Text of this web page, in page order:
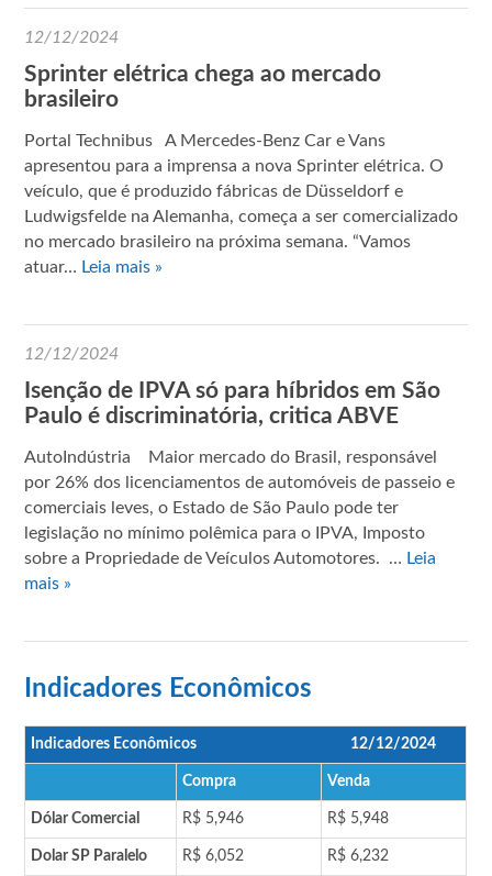
12/12/2024
Sprinter elétrica chega ao mercado
brasileiro
Portal Technibus A Mercedes-Benz Car e Vans
apresentou para a imprensa a nova Sprinter elétrica. O
veículo, que é produzido fábricas de Düsseldorf e
Ludwigsfelde na Alemanha, começa a ser comercializado
no mercado brasileiro na próxima semana. “Vamos
atuar… Leia mais »
12/12/2024
Isenção de IPVA só para híbridos em São
Paulo é discriminatória, critica ABVE
AutoIndústria Maior mercado do Brasil, responsável
por 26% dos licenciamentos de automóveis de passeio e
comerciais leves, o Estado de São Paulo pode ter
legislação no mínimo polêmica para o IPVA, Imposto
sobre a Propriedade de Veículos Automotores. … Leia
mais »
Indicadores Econômicos
Indicadores Econômicos 12/12/2024
Compra Venda
Dólar Comercial R$ 5,946 R$ 5,948
Dolar SP Paralelo R$ 6,052 R$ 6,232